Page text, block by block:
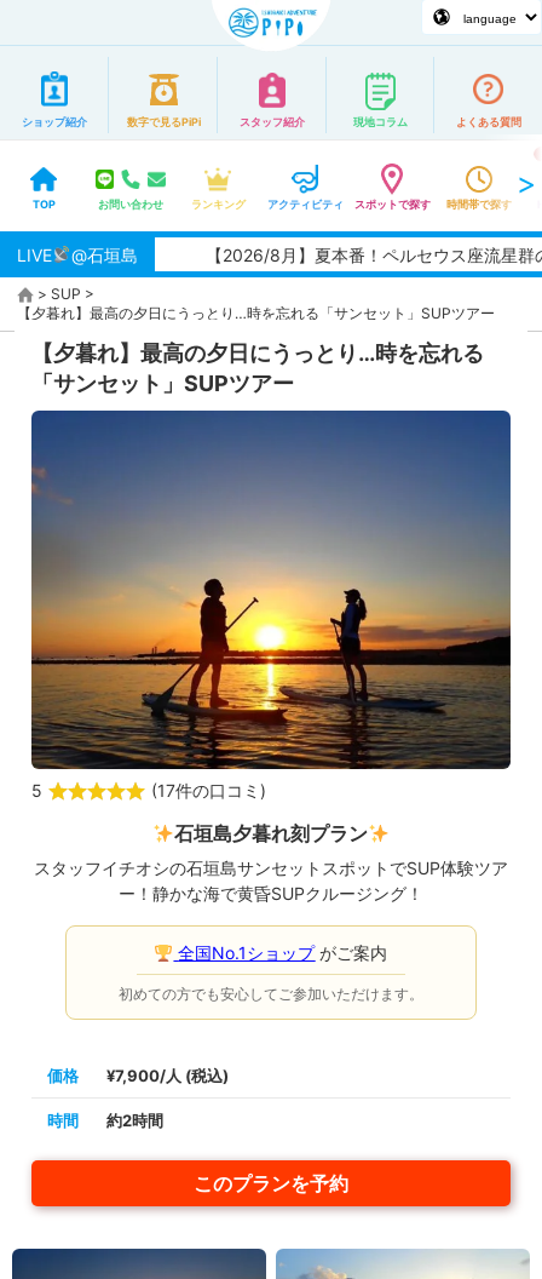
ショップ紹介 数字で見るPiPi スタッフ紹介 現地コラム よくある質問
TOP お問い合わせ ランキング アクティビティ スポットで探す 時間帯で探す
LIVE @石垣島 【2026/8月】夏本番！ペルセウス座流星群の観
> SUP >
【夕暮れ】最高の夕日にうっとり…時を忘れる「サンセット」SUPツアー
【夕暮れ】最高の夕日にうっとり…時を忘れる
「サンセット」SUPツアー
5 (17件の口コミ )
石垣島夕暮れ刻プラン
スタッフイチオシの石垣島サンセットスポットでSUP体験ツア
ー！静かな海で黄昏SUPクルージング！
全国No.1ショップがご案内
初めての方でも安心してご参加いただけます。
価格 ¥7,900/人 (税込)
時間 約2時間
このプランを予約